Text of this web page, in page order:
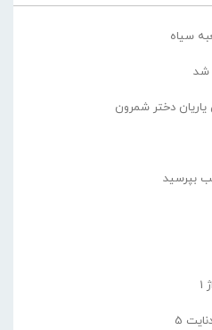
سیاه
شد
دختر شمرون
بپرسید
5